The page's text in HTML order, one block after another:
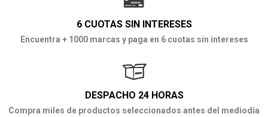
6 CUOTAS SIN INTERESES
Encuentra + 1000 marcas y paga en 6 cuotas sin intereses
DESPACHO 24 HORAS
Compra miles de productos seleccionados antes del mediodía